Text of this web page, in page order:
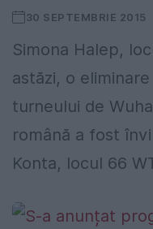
30 SEPTEMBRIE 2015
Simona Halep,
astăzi, o
turneului de
română a fost
Konta, locul 66